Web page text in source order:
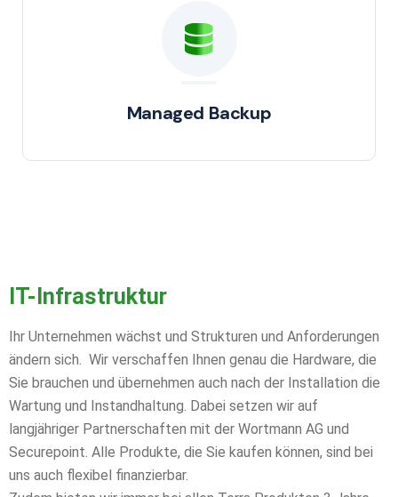
Managed Backup
IT-Infrastruktur
Ihr Unternehmen wächst und Strukturen und Anforderungen
ändern sich. Wir verschaffen Ihnen genau die Hardware, die
Sie brauchen und übernehmen auch nach der Installation die
Wartung und Instandhaltung. Dabei setzen wir auf
langjähriger Partnerschaften mit der Wortmann AG und
Securepoint. Alle Produkte, die Sie kaufen können, sind bei
uns auch flexibel finanzierbar.